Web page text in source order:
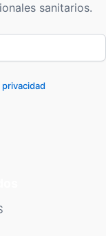
sanitarios.